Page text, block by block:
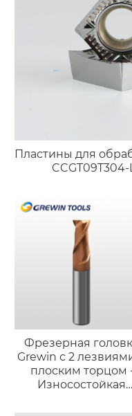
Пластины для
CCGT09T304-
Фрезерная
Grewin с 2
плоским торцом ·
Износостойкая